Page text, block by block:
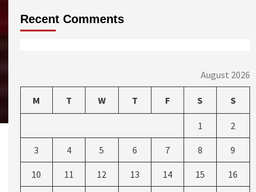
Recent Comments
August 2026
M T W T F S S
1 2
3 4 5 6 7 8 9
10 11 12 13 14 15 16